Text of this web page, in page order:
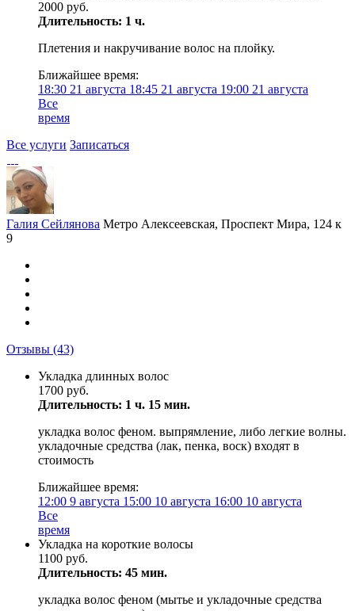
2000 руб.
Длительность: 1 ч.
Плетения и накручивание волос на плойку.
Ближайшее время:
18:30 21 августа 18:45 21 августа 19:00 21 августа
Все
время
Все услуги Записаться
Галия Сейлянова Метро Алексеевская, Проспект Мира, 124 к
9
Отзывы (43)
Укладка длинных волос
1700 руб.
Длительность: 1 ч. 15 мин.
укладка волос феном. выпрямление, либо легкие волны.
укладочные средства (лак, пенка, воск) входят в
стоимость
Ближайшее время:
12:00 9 августа 15:00 10 августа 16:00 10 августа
Все
время
Укладка на короткие волосы
1100 руб.
Длительность: 45 мин.
укладка волос феном (мытье и укладочные средства